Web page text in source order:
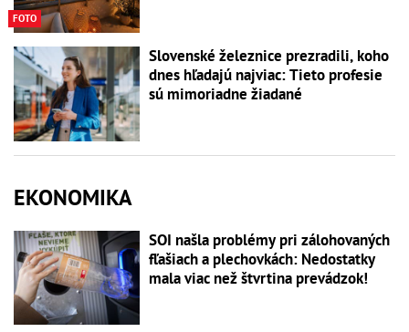
FOTO
Slovenské železnice prezradili, koho
dnes hľadajú najviac: Tieto profesie
sú mimoriadne žiadané
EKONOMIKA
SOI našla problémy pri zálohovaných
fľašiach a plechovkách: Nedostatky
mala viac než štvrtina prevádzok!